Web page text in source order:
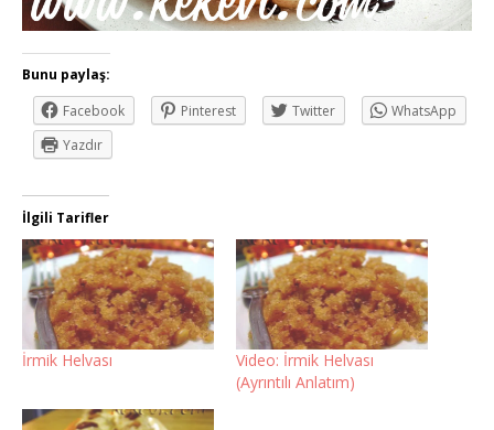
Bunu paylaş:
Facebook
Pinterest Twitter
WhatsApp
Yazdır
İlgili Tarifler
İrmik Helvası
Video: İrmik Helvası
(Ayrıntılı Anlatım)